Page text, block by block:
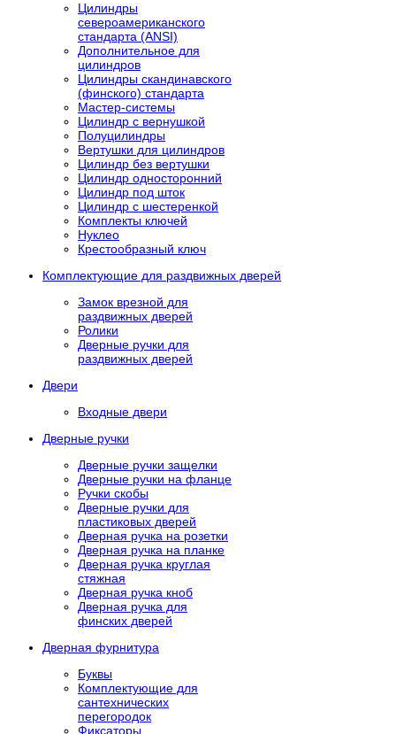
Цилиндры
североамериканского
стандарта (ANSI)
Дополнительное для
цилиндров
Цилиндры скандинавского
(финского) стандарта
Мастер-системы
Цилиндр с вернушкой
Полуцилиндры
Вертушки для цилиндров
Цилиндр без вертушки
Цилиндр односторонний
Цилиндр под шток
Цилиндр с шестеренкой
Комплекты ключей
Нуклео
Крестообразный ключ
Комплектующие для раздвижных дверей
Замок врезной для
раздвижных дверей
Ролики
Дверные ручки для
раздвижных дверей
Двери
Входные двери
Дверные ручки
Дверные ручки защелки
Дверные ручки на фланце
Ручки скобы
Дверные ручки для
пластиковых дверей
Дверная ручка на розетки
Дверная ручка на планке
Дверная ручка круглая
стяжная
Дверная ручка кноб
Дверная ручка для
финских дверей
Дверная фурнитура
Буквы
Комплектующие для
сантехнических
перегородок
Фиксаторы